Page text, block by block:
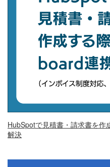
HubSpotで見積書・請求書を作
解決